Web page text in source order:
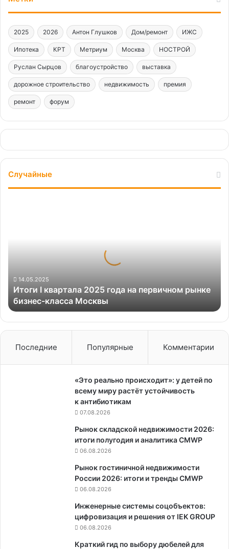
2025 2026 Антон Глушков Дом/ремонт ИЖС
Ипотека КРТ Метриум Москва НОСТРОЙ
Руслан Сырцов благоустройство выставка
дорожное строительство недвижимость премия
ремонт форум
Случайные
рынке
бизнес-
класса
Москвы
14.05.2025
Итоги I квартала 2025 года на первичном рынке
бизнес-класса Москвы
Последние Популярные Комментарии
«Это реально происходит»: у детей по
всему миру растёт устойчивость
к антибиотикам
07.08.2026
Рынок складской недвижимости 2026:
итоги полугодия и аналитика CMWP
06.08.2026
Рынок гостиничной недвижимости
России 2026: итоги и тренды CMWP
06.08.2026
Инженерные системы соцобъектов:
цифровизация и решения от IEK GROUP
06.08.2026
Краткий гид по выбору дюбелей для